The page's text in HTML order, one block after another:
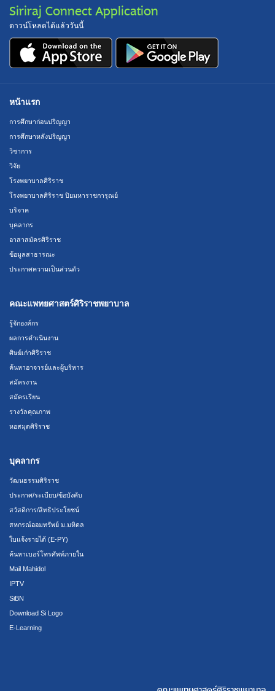
Siriraj Connect Application
ดาวน์โหลดได้แล้ววันนี้
หน้าแรก
การศึกษาก่อนปริญญา
การศึกษาหลังปริญญา
วิชาการ
วิจัย
โรงพยาบาลศิริราช
โรงพยาบาลศิริราช ปิยมหาราชการุณย์
บริจาค
บุคลากร
อาสาสมัครศิริราช
ข้อมูลสาธารณะ
ประกาศความเป็นส่วนตัว
คณะแพทยศาสตร์ศิริราชพยาบาล
รู้จักองค์กร
ผลการดำเนินงาน
ศิษย์เก่าศิริราช
ค้นหาอาจารย์และผู้บริหาร
สมัครงาน
สมัครเรียน
รางวัลคุณภาพ
หอสมุดศิริราช
บุคลากร
วัฒนธรรมศิริราช
ประกาศ/ระเบียบ/ข้อบังคับ
สวัสดิการ/สิทธิประโยชน์
สหกรณ์ออมทรัพย์ ม.มหิดล
ใบแจ้งรายได้ (E-PY)
ค้นหาเบอร์โทรศัพท์ภายใน
Mail Mahidol
IPTV
SiBN
Download Si Logo
E-Learning